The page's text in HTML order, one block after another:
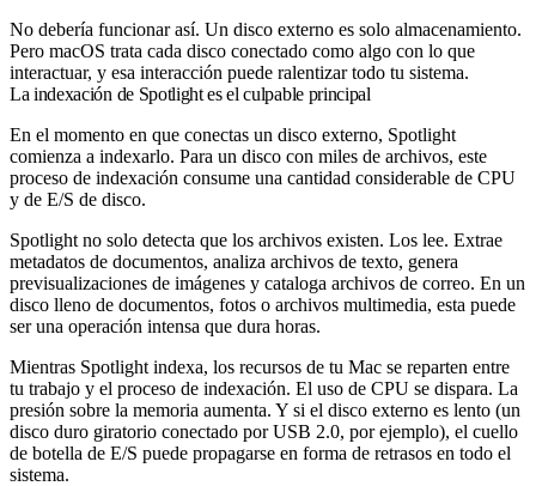
No debería funcionar así. Un disco externo es solo almacenamiento.
Pero macOS trata cada disco conectado como algo con lo que
interactuar, y esa interacción puede ralentizar todo tu sistema.
La indexación de Spotlight es el culpable principal
En el momento en que conectas un disco externo, Spotlight
comienza a indexarlo. Para un disco con miles de archivos, este
proceso de indexación consume una cantidad considerable de CPU
y de E/S de disco.
Spotlight no solo detecta que los archivos existen. Los lee. Extrae
metadatos de documentos, analiza archivos de texto, genera
previsualizaciones de imágenes y cataloga archivos de correo. En un
disco lleno de documentos, fotos o archivos multimedia, esta puede
ser una operación intensa que dura horas.
Mientras Spotlight indexa, los recursos de tu Mac se reparten entre
tu trabajo y el proceso de indexación. El uso de CPU se dispara. La
presión sobre la memoria aumenta. Y si el disco externo es lento (un
disco duro giratorio conectado por USB 2.0, por ejemplo), el cuello
de botella de E/S puede propagarse en forma de retrasos en todo el
sistema.